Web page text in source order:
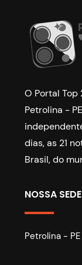
O Portal Top
Petrolina -
dias, as 21
Brasil, do
NOSSA SEDE
Petrolina - PE